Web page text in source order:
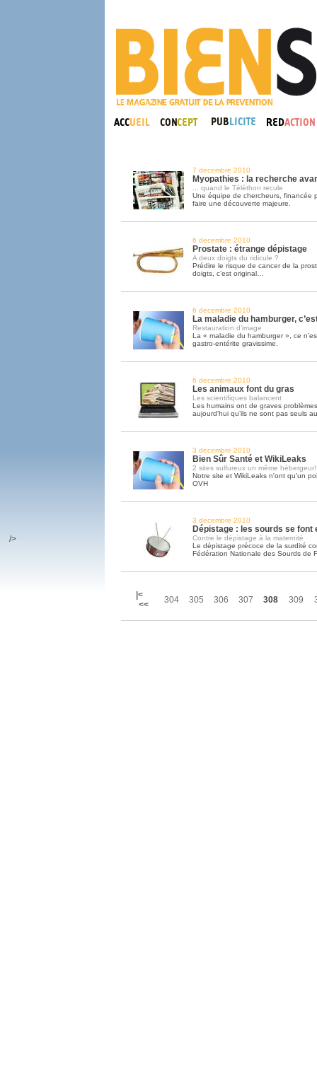
7 decembre 2010
Myopathies : la recherche
... quand le Téléthon recule
Une équipe de chercheurs, financée
faire une découverte majeure.
6 decembre 2010
Prostate : étrange dépistage
A deux doigts du ridicule ?
Prédire le risque de cancer de la
doigts, c’est original…
6 decembre 2010
La maladie du hamburger,
Restauration d’image
La « maladie du hamburger », ce
gastro-entérite gravissime.
6 decembre 2010
Les animaux font du gras
Les scientifiques balancent
Les humains ont de graves
aujourd’hui qu’ils ne sont pas seuls
3 decembre 2010
Bien Sûr Santé et WikiLeaks
2 sites sulfureux un même hébergeur!
Notre site et WikiLeaks n'ont qu'un
OVH
3 decembre 2010
Dépistage : les sourds se font
Contre le dépistage à la maternité
Le dépistage précoce de la surdité
Fédération Nationale des Sourds de
|<
<<
304 305 306 307 308 309
/>